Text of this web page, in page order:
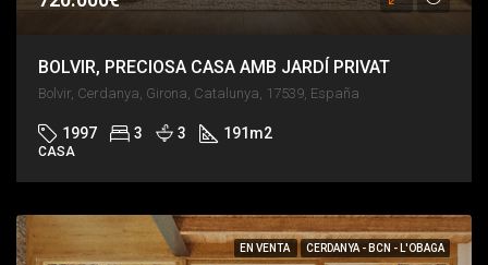
BOLVIR, PRECIOSA CASA AMB JARDÍ PRIVAT
Bolvir, Cerdanya, Girona, Catalunya, 17539, España
1997 3 3 191 m2
CASA
EN VENTA CERDANYA - BCN - L'OBAGA